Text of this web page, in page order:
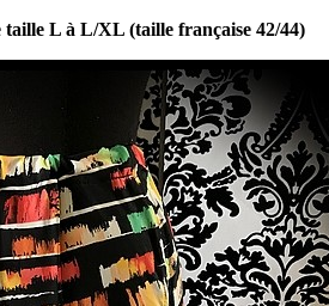
taille L à L/XL (taille française 42/44)